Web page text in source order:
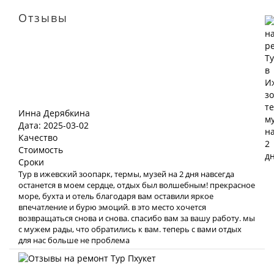
Отзывы
Инна Дерябкина
Дата: 2025-03-02
Качество
Стоимость
Сроки
Тур в ижевский зоопарк, термы, музей на 2 дня навсегда
останется в моем сердце, отдых был волшебным! прекрасное
море, бухта и отель благодаря вам оставили яркое
впечатление и бурю эмоций. в это место хочется
возвращаться снова и снова. спасибо вам за вашу работу. мы
с мужем рады, что обратились к вам. теперь с вами отдых
для нас больше не проблема